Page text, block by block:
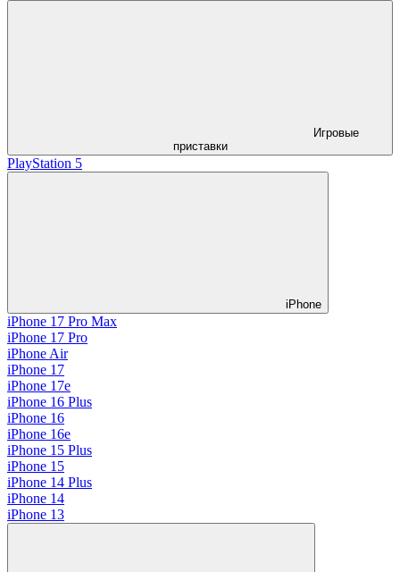
Игровые
приставки
PlayStation 5
iPhone
iPhone 17 Pro Max
iPhone 17 Pro
iPhone Air
iPhone 17
iPhone 17e
iPhone 16 Plus
iPhone 16
iPhone 16e
iPhone 15 Plus
iPhone 15
iPhone 14 Plus
iPhone 14
iPhone 13